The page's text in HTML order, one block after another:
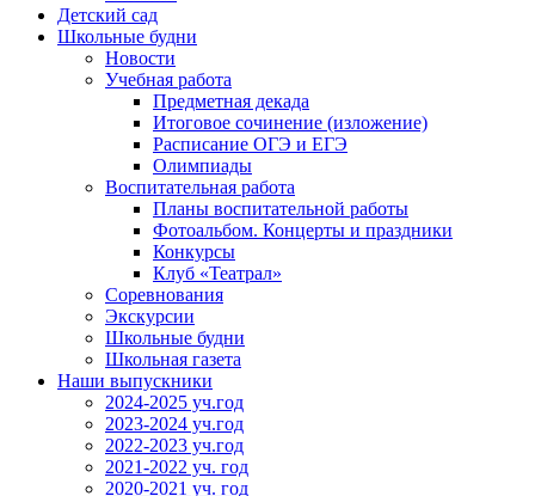
Детский сад
Школьные будни
Новости
Учебная работа
Предметная декада
Итоговое сочинение (изложение)
Расписание ОГЭ и ЕГЭ
Олимпиады
Воспитательная работа
Планы воспитательной работы
Фотоальбом. Концерты и праздники
Конкурсы
Клуб «Театрал»
Соревнования
Экскурсии
Школьные будни
Школьная газета
Наши выпускники
2024-2025 уч.год
2023-2024 уч.год
2022-2023 уч.год
2021-2022 уч. год
2020-2021 уч. год